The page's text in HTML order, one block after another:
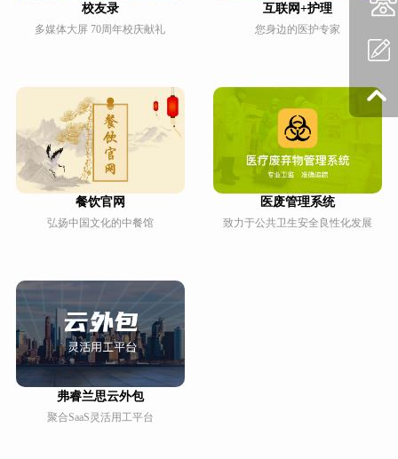
校友录
多媒体大屏 70周年校庆献礼
互联网+护理
您身边的医护专家
餐饮官网
弘扬中国文化的中餐馆
医废管理系统
致力于公共卫生安全良性化发展
弗睿兰思云外包
聚合SaaS灵活用工平台